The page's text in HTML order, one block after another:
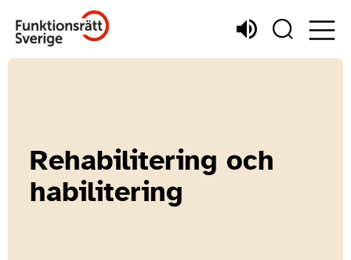
Rehabilitering och
habilitering